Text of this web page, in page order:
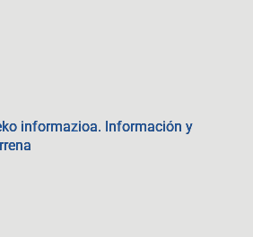
informazioa. Información y